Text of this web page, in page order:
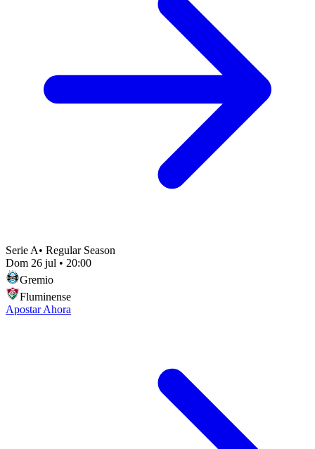
Serie A• Regular Season
Dom 26 jul • 20:00
Gremio
Fluminense
Apostar Ahora